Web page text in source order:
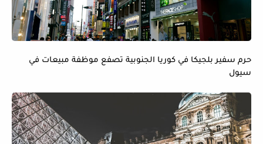
حرم سفير بلجيكا في كوريا الجنوبية تصفع موظفة مبيعات في
سيول